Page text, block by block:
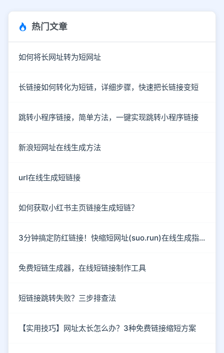
热门文章
如何将长网址转为短网址
长链接如何转化为短链，详细步骤，快速把长链接变短
跳转小程序链接，简单方法，一键实现跳转小程序链接
新浪短网址在线生成方法
url在线生成短链接
如何获取小红书主页链接生成短链？
3分钟搞定防红链接！快缩短网址(suo.run)在线生成指南
免费短链生成器，在线短链接制作工具
短链接跳转失败？三步排查法
【实用技巧】网址太长怎么办？3种免费链接缩短方案